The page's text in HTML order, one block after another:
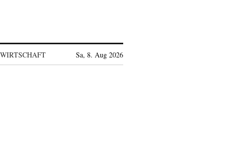
WIRTSCHAFT Sa, 8. Aug 2026